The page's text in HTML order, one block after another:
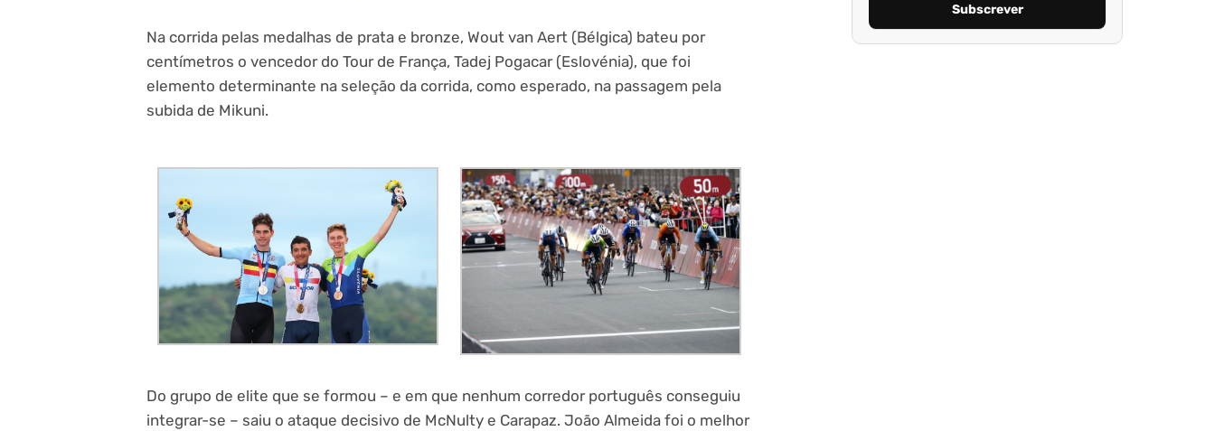
Na corrida pelas medalhas de prata e bronze, Wout van Aert (Bélgica) bateu por
centímetros o vencedor do Tour de França, Tadej Pogacar (Eslovénia), que foi
elemento determinante na seleção da corrida, como esperado, na passagem pela
subida de Mikuni.
Do grupo de elite que se formou – e em que nenhum corredor português conseguiu
integrar-se – saiu o ataque decisivo de McNulty e Carapaz. João Almeida foi o melhor